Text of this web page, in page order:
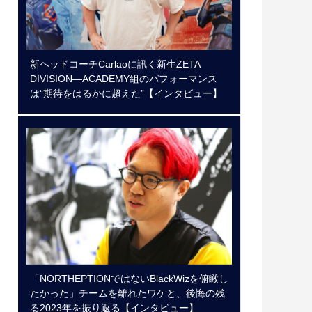
新ヘッドコーチCarlaoに訊く新生ZETA
DIVISION―ACADEMY組のパフォーマンス
は“期待をはるかに超えた”【インタビュー】
「NORTHEPTIONではないBlackWizを俯瞰し
たかった」チームを離れたワケと、後悔の残
る2023年を振り返る【インタビュー】